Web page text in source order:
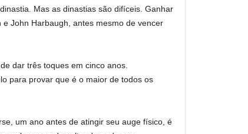
Mas as dinastias são difíceis. Ganhar
John Harbaugh, antes mesmo de vencer
dar três toques em cinco anos.
para provar que é o maior de todos os
um ano antes de atingir seu auge físico, é